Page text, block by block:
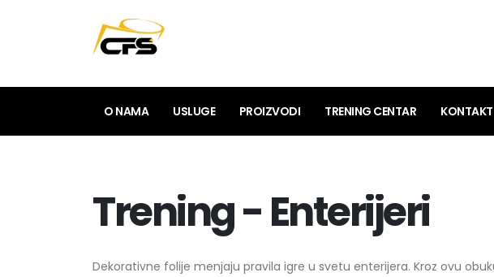
O NAMA USLUGE PROIZVODI TRENING CENTAR KONTAKT
Trening - Enterijeri
Dekorativne folije menjaju pravila igre u svetu enterijera. Kroz ovu